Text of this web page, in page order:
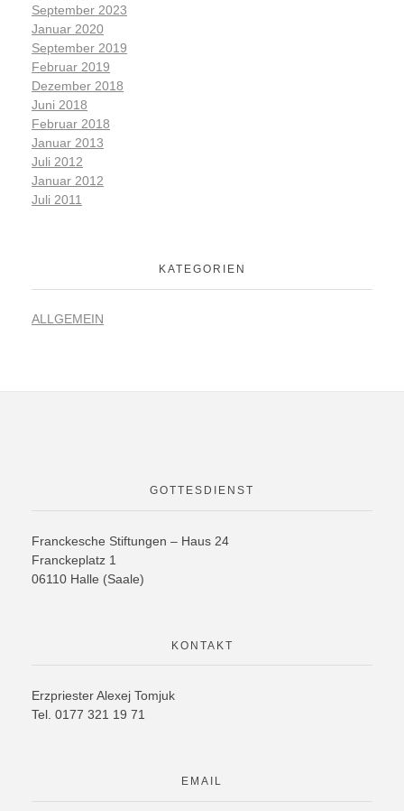
September 2023
Januar 2020
September 2019
Februar 2019
Dezember 2018
Juni 2018
Februar 2018
Januar 2013
Juli 2012
Januar 2012
Juli 2011
KATEGORIEN
ALLGEMEIN
GOTTESDIENST
Franckesche Stiftungen – Haus 24
Franckeplatz 1
06110 Halle (Saale)
KONTAKT
Erzpriester Alexej Tomjuk
Tel. 0177 321 19 71
EMAIL